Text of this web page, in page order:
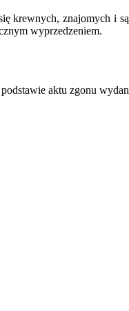
krewnych, znajomych i
wyprzedzeniem.
aktu zgonu